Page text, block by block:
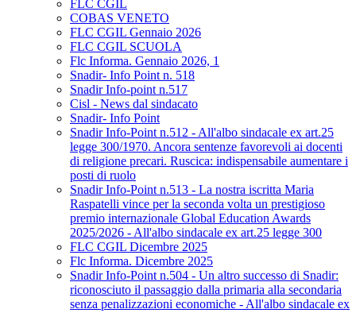
FLC CGIL
COBAS VENETO
FLC CGIL Gennaio 2026
FLC CGIL SCUOLA
Flc Informa. Gennaio 2026, 1
Snadir- Info Point n. 518
Snadir Info-point n.517
Cisl - News dal sindacato
Snadir- Info Point
Snadir Info-Point n.512 - All'albo sindacale ex art.25
legge 300/1970. Ancora sentenze favorevoli ai docenti
di religione precari. Ruscica: indispensabile aumentare i
posti di ruolo
Snadir Info-Point n.513 - La nostra iscritta Maria
Raspatelli vince per la seconda volta un prestigioso
premio internazionale Global Education Awards
2025/2026 - All'albo sindacale ex art.25 legge 300
FLC CGIL Dicembre 2025
Flc Informa. Dicembre 2025
Snadir Info-Point n.504 - Un altro successo di Snadir:
riconosciuto il passaggio dalla primaria alla secondaria
senza penalizzazioni economiche - All'albo sindacale ex